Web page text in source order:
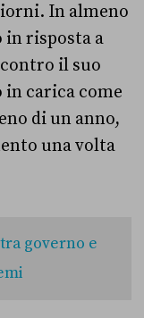
In almeno
in risposta a
il suo
carica come
di un anno,
una volta
governo e